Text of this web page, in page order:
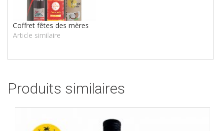
Coffret fêtes des mères
Article similaire
Produits similaires